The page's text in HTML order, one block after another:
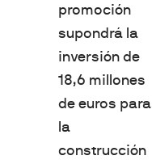
promoción
supondrá la
inversión de
18,6 millones
de euros para
la
construcción